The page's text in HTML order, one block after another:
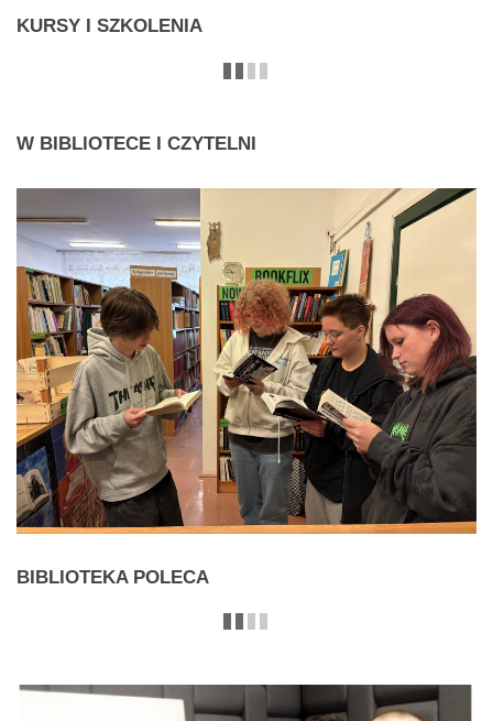
KURSY I SZKOLENIA
W BIBLIOTECE I CZYTELNI
BIBLIOTEKAPOLECA